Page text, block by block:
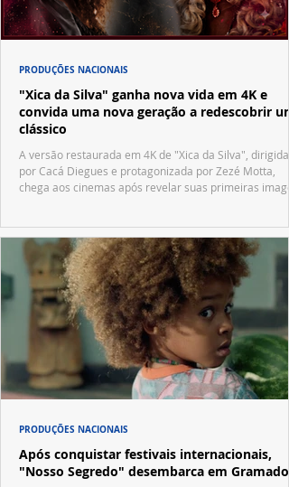
"Xica da Silva" ganha nova vida em 4K e
convida uma nova geração a redescobrir um
clássico
A versão restaurada em 4K de "Xica da Silva", dirigida
por Cacá Diegues e protagonizada por Zezé Motta,
chega aos cinemas após revelar suas primeiras
PRODUÇÕES NACIONAIS
Após conquistar festivais internacionais,
"Nosso Segredo" desembarca em Gramado
PRODUÇÕES NACIONAIS